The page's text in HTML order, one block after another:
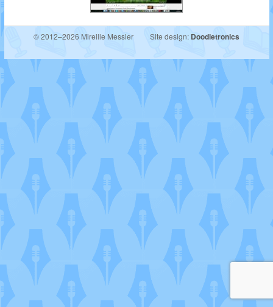
© 2012–2026 Mireille Messier Site design: Doodletronics